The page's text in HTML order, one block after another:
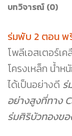
บทวิจารณ์ (0)
ร่มพับ 2 ตอน พ
โพลีเอสเตอร์เ
โครงเหล็ก น้ำ
ได้เป็นอย่างดี ร่
อย่างสูงที่ทาง
ร่มศิริบัวทองขอ